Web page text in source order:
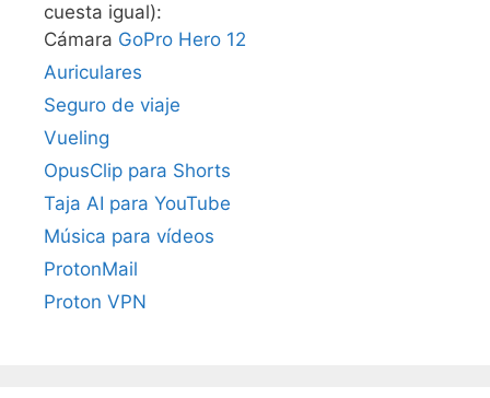
cuesta igual):
Cámara GoPro Hero 12
Auriculares
Seguro de viaje
Vueling
OpusClip para Shorts
Taja AI para YouTube
Música para vídeos
ProtonMail
Proton VPN